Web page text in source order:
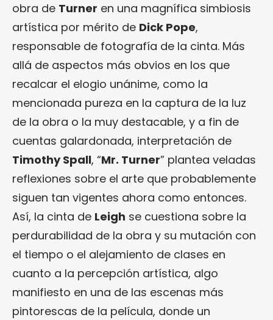
obra de Turner en una magnífica simbiosis
artística por mérito de Dick Pope,
responsable de fotografía de la cinta. Más
allá de aspectos más obvios en los que
recalcar el elogio unánime, como la
mencionada pureza en la captura de la luz
de la obra o la muy destacable, y a fin de
cuentas galardonada, interpretación de
Timothy Spall, “Mr. Turner” plantea veladas
reflexiones sobre el arte que probablemente
siguen tan vigentes ahora como entonces.
Así, la cinta de Leigh se cuestiona sobre la
perdurabilidad de la obra y su mutación con
el tiempo o el alejamiento de clases en
cuanto a la percepción artística, algo
manifiesto en una de las escenas más
pintorescas de la película, donde un